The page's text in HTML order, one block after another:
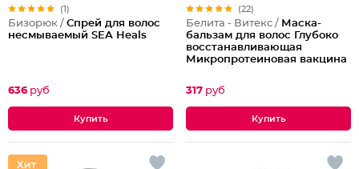
(1)
Бизорюк / Спрей для волос
несмываемый SEA Heals
636 руб
(22)
Белита - Витекс / Маска-
бальзам для волос Глубоко
восстанавливающая
Микропротеиновая вакцина
317 руб